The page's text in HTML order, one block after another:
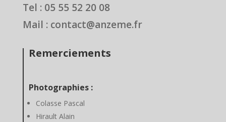
Tel : 05 55 52 20 08
Mail : contact@anzeme.fr
Remerciements
Photographies :
Colasse Pascal
Hirault Alain